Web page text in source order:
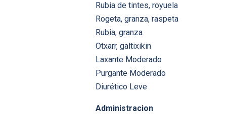
Rubia de tintes, royuela
Rogeta, granza, raspeta
Rubia, granza
Otxarr, galtixikin
Laxante Moderado
Purgante Moderado
Diurético Leve
Administracion